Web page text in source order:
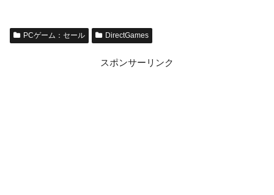
PCゲーム：セール DirectGames
スポンサーリンク